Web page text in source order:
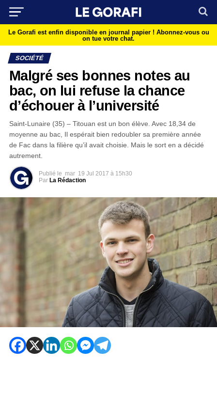
Le Gorafi est enfin disponible en journal papier ! Abonnez-vous ou
on tue votre chat.
SOCIÉTÉ
Malgré ses bonnes notes au
bac, on lui refuse la chance
d’échouer à l’université
Saint-Lunaire (35) – Titouan est un bon élève. Avec 18,34 de
moyenne au bac, Il espérait bien redoubler sa première année
de Fac dans la filière qu’il avait choisie. Mais le sort en a décidé
autrement.
Publié le mar 19 Jul 2017 à 15h30
Par La Rédaction